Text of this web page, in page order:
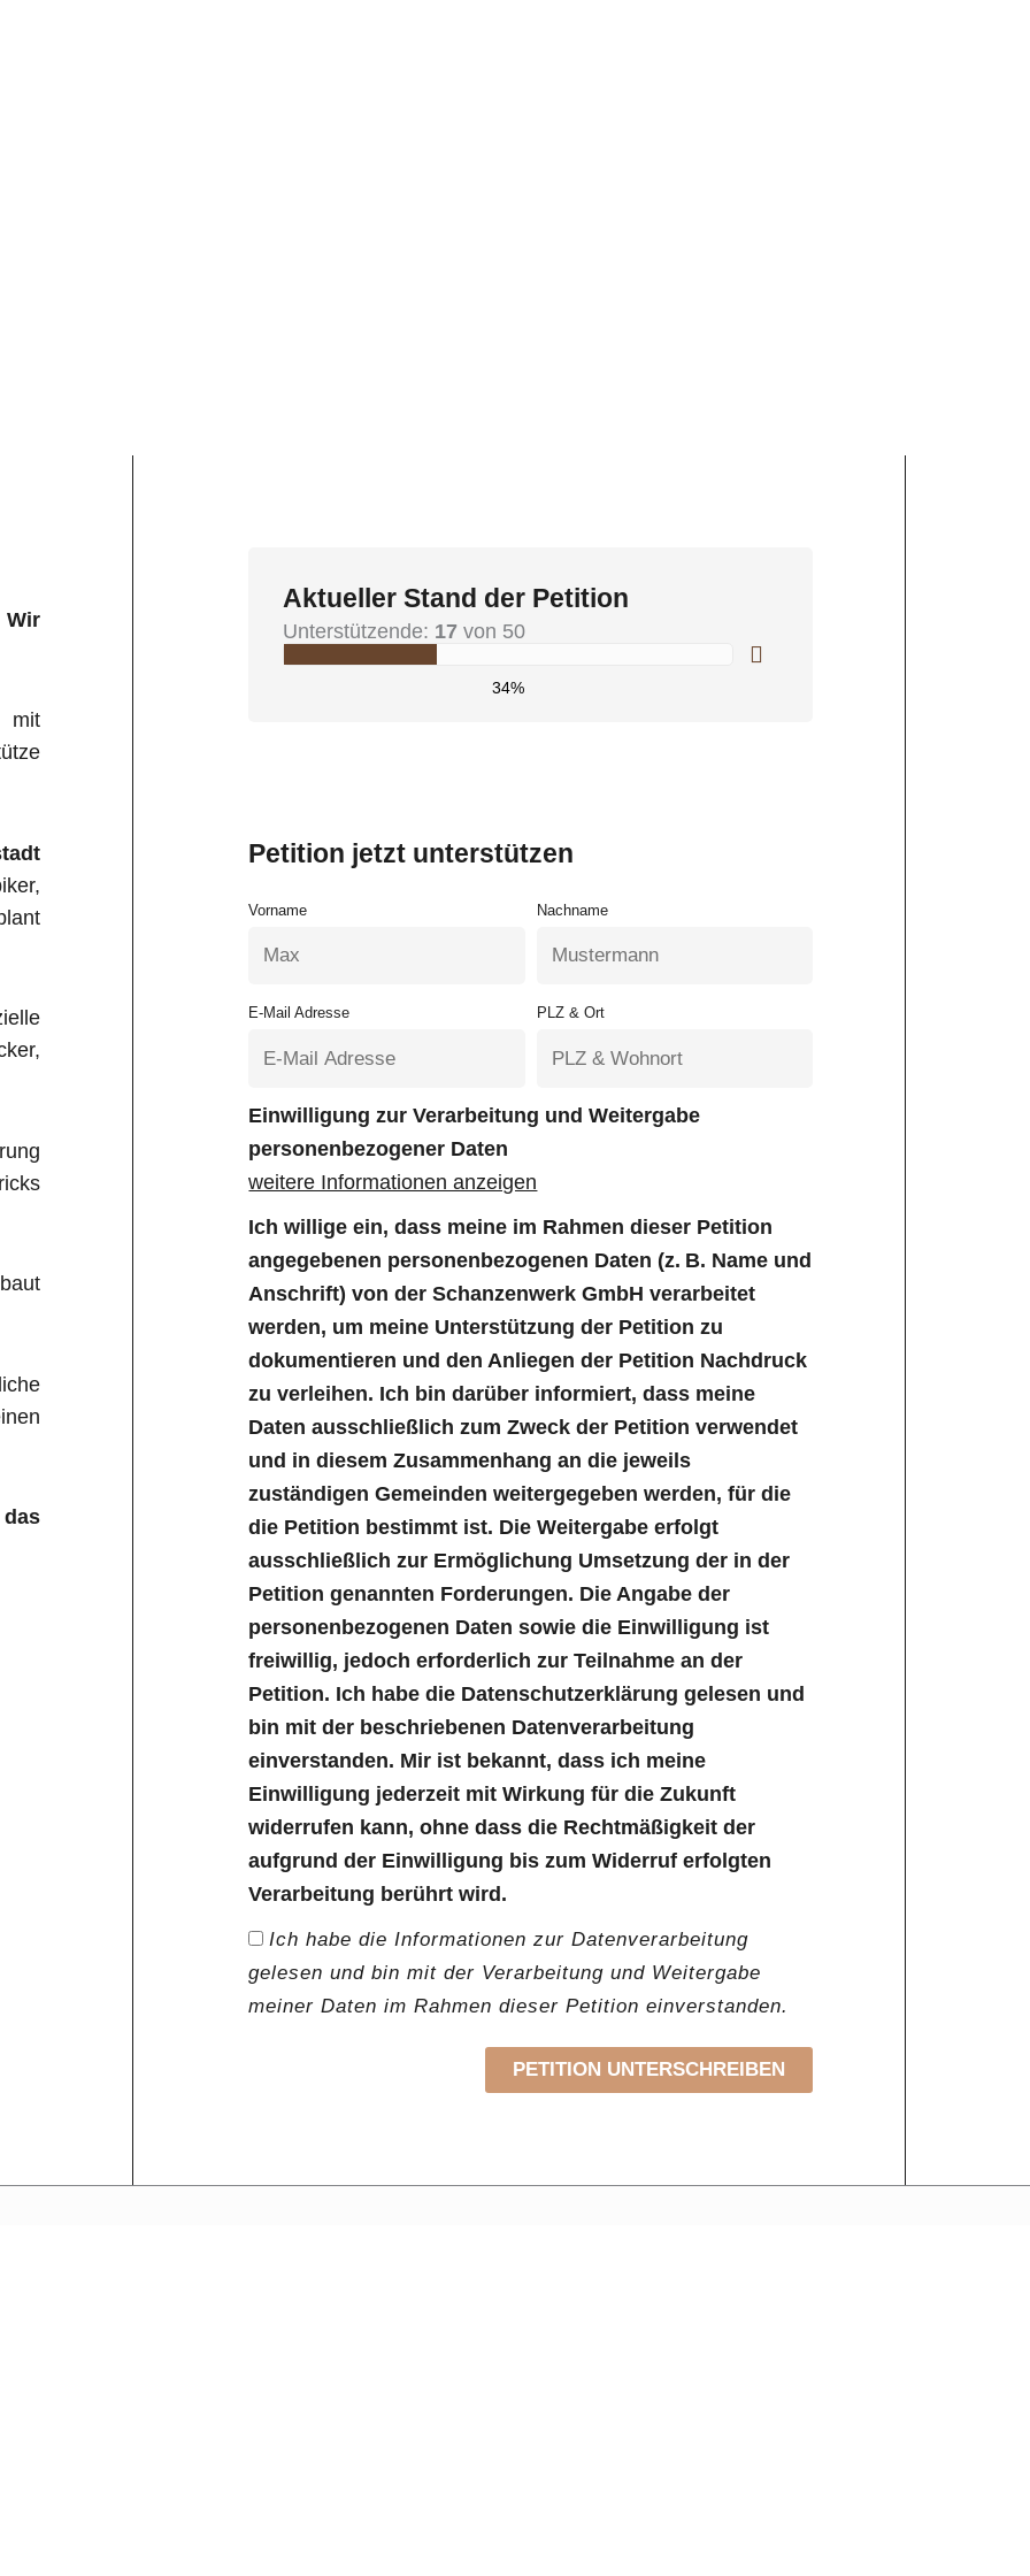
Wir
mit
Aktueller Stand der Petition
Unterstützende: 17 von 50
34%
Petition jetzt unterstützen
Vorname Nachname
E-Mail Adresse PLZ & Ort
Einwilligung zur Verarbeitung und Weitergabe
personenbezogener Daten
weitere Informationen anzeigen
Ich willige ein, dass meine im Rahmen dieser Petition
angegebenen personenbezogenen Daten (z. B. Name und
Anschrift) von der Schanzenwerk GmbH verarbeitet
werden, um meine Unterstützung der Petition zu
dokumentieren und den Anliegen der Petition Nachdruck
zu verleihen. Ich bin darüber informiert, dass meine
Daten ausschließlich zum Zweck der Petition verwendet
und in diesem Zusammenhang an die jeweils
zuständigen Gemeinden weitergegeben werden, für die
die Petition bestimmt ist. Die Weitergabe erfolgt
ausschließlich zur Ermöglichung Umsetzung der in der
Petition genannten Forderungen. Die Angabe der
personenbezogenen Daten sowie die Einwilligung ist
freiwillig, jedoch erforderlich zur Teilnahme an der
Petition. Ich habe die Datenschutzerklärung gelesen und
bin mit der beschriebenen Datenverarbeitung
einverstanden. Mir ist bekannt, dass ich meine
Einwilligung jederzeit mit Wirkung für die Zukunft
widerrufen kann, ohne dass die Rechtmäßigkeit der
aufgrund der Einwilligung bis zum Widerruf erfolgten
Verarbeitung berührt wird.
Ich habe die Informationen zur Datenverarbeitung
gelesen und bin mit der Verarbeitung und Weitergabe
meiner Daten im Rahmen dieser Petition einverstanden.
PETITION UNTERSCHREIBEN